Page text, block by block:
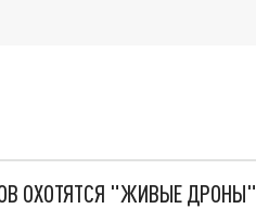
ОХОТЯТСЯ "ЖИВЫЕ ДРОНЫ"